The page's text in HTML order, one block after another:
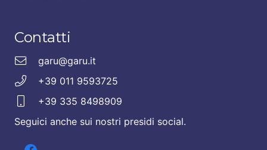
Contatti
garu@garu.it
+39 011 9593725
+39 335 8498909
Seguici anche sui nostri presidi social.